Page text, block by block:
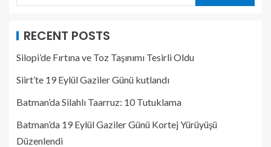
RECENT POSTS
Silopi’de Fırtına ve Toz Taşınımı Tesirli Oldu
Siirt’te 19 Eylül Gaziler Günü kutlandı
Batman’da Silahlı Taarruz: 10 Tutuklama
Batman’da 19 Eylül Gaziler Günü Kortej Yürüyüşü
Düzenlendi